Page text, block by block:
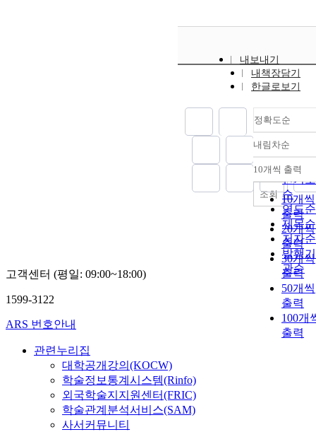
내보내기
내책장담기
한글로보기
정확도순
정확도
순
인기도
순
연도순
제목순
저자순
발행기
관순
내림차순
내림
10개씩 출력
10개씩
출력
20개씩
출력
30개씩
출력
50개씩
출력
100개
출력
조회
고객센터 (평일: 09:00~18:00)
1599-3122
ARS 번호안내
관련누리집
대학공개강의(KOCW)
학술정보통계시스템(Rinfo)
외국학술지지원센터(FRIC)
학술관계분석서비스(SAM)
사서커뮤니티